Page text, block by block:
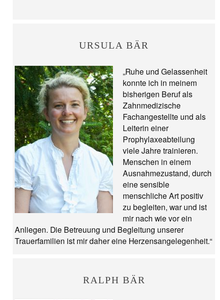
URSULA BÄR
„Ruhe und Gelassenheit
konnte ich in meinem
bisherigen Beruf als
Zahnmedizische
Fachangestellte und als
Leiterin einer
Prophylaxeabteilung
viele Jahre trainieren.
Menschen in einem
Ausnahmezustand, durch
eine sensible
menschliche Art positiv
zu begleiten, war und ist
mir nach wie vor ein
Anliegen. Die Betreuung und Begleitung unserer
Trauerfamilien ist mir daher eine Herzensangelegenheit.“
RALPH BÄR